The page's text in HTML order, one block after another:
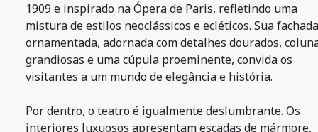
1909 e inspirado na Ópera de Paris, refletindo uma
mistura de estilos neoclássicos e ecléticos. Sua fachada
ornamentada, adornada com detalhes dourados,
grandiosas e uma cúpula proeminente, convida os
visitantes a um mundo de elegância e história.
Por dentro, o teatro é igualmente deslumbrante. Os
interiores luxuosos apresentam escadas de mármore,